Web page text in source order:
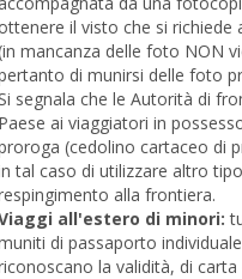
ottenere il visto che si richiede
mancanza delle foto NON
di munirsi delle foto
Si segnala che le Autorità di
Paese ai viaggiatori in
(cedolino cartaceo di
tal caso di utilizzare altro
alla frontiera.
all'estero di minori:
di passaporto
la validità, di carta